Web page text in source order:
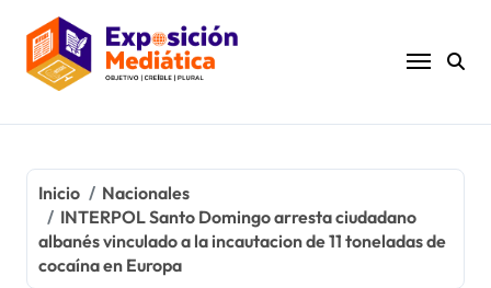
contenido
Inicio
Nacionales
INTERPOL Santo Domingo arresta ciudadano
albanés vinculado a la incautacion de 11 toneladas de
cocaína en Europa